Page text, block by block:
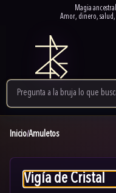
Magia
Amor, dinero, salud,
Inicio/Amuletos
Vigía de Cristal